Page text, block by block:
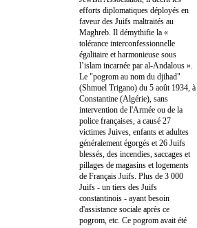
efforts diplomatiques déployés en
faveur des Juifs maltraités au
Maghreb. Il démythifie la «
tolérance interconfessionnelle
égalitaire et harmonieuse sous
l’islam incarnée par al-Andalous ».
Le "pogrom au nom du djihad"
(Shmuel Trigano) du 5 août 1934, à
Constantine (Algérie), sans
intervention de l'Armée ou de la
police françaises, a causé 27
victimes Juives, enfants et adultes
généralement égorgés et 26 Juifs
blessés, des incendies, saccages et
pillages de magasins et logements
de Français Juifs. Plus de 3 000
Juifs - un tiers des Juifs
constantinois - ayant besoin
d'assistance sociale après ce
pogrom, etc. Ce pogrom avait été